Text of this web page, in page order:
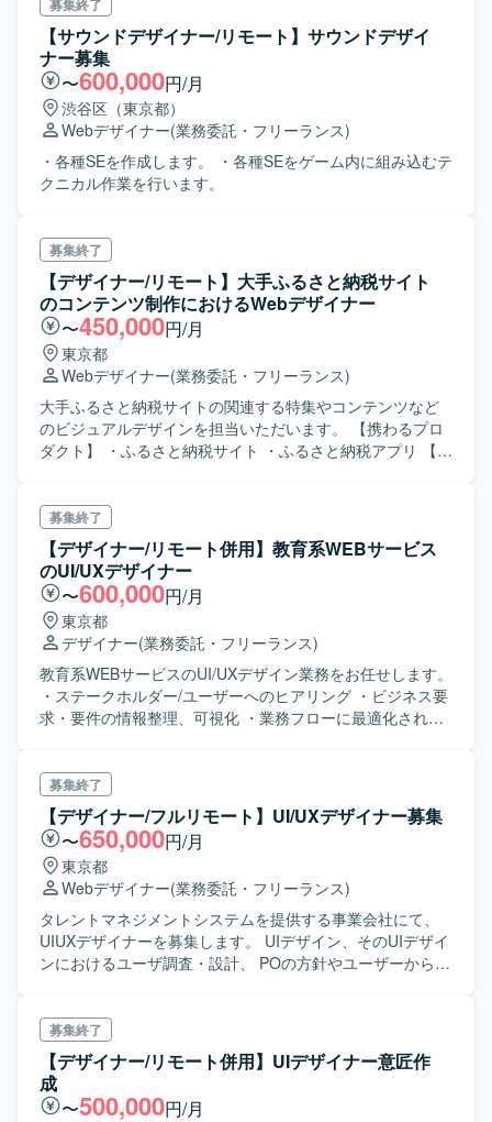
募集終了
【サウンドデザイナー/リモート】サウンドデザイ
ナー募集
〜600,000円/月
渋谷区（東京都）
Webデザイナー(業務委託・フリーランス)
・各種SEを作成します。 ・各種SEをゲーム内に組み込むテ
クニカル作業を行います。
募集終了
【デザイナー/リモート】大手ふるさと納税サイト
のコンテンツ制作におけるWebデザイナー
〜450,000円/月
東京都
Webデザイナー(業務委託・フリーランス)
大手ふるさと納税サイトの関連する特集やコンテンツなど
のビジュアルデザインを担当いただいます。 【携わるプロ
ダクト】 ・ふるさと納税サイト ・ふるさと納税アプリ 【対
募集終了
【デザイナー/リモート併用】教育系WEBサービス
のUI/UXデザイナー
〜600,000円/月
東京都
デザイナー(業務委託・フリーランス)
教育系WEBサービスのUI/UXデザイン業務をお任せします。
・ステークホルダー/ユーザーへのヒアリング ・ビジネス要
求・要件の情報整理、可視化 ・業務フローに最適化された
してのデザインガイドラインやデザインシステム作成な
ど、横断的な取り組みの実施
募集終了
【デザイナー/フルリモート】UI/UXデザイナー募集
〜650,000円/月
東京都
Webデザイナー(業務委託・フリーランス)
タレントマネジメントシステムを提供する事業会社にて、
UIUXデザイナーを募集します。 UIデザイン、そのUIデザイ
ンにおけるユーザ調査・設計、 POの方針やユーザーからの
だきます。
募集終了
【デザイナー/リモート併用】UIデザイナー意匠作
成
〜500,000円/月